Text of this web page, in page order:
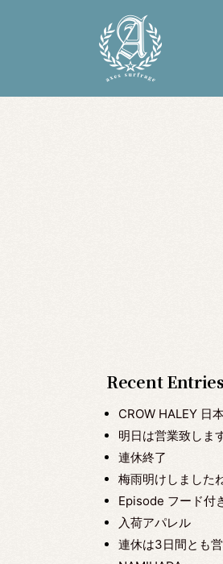
Recent Entries
CROW HALEY 日
明日は営業致します
連休終了
梅雨明けしましたね
Episode フード付
入荷アパレル
連休は3日間とも営